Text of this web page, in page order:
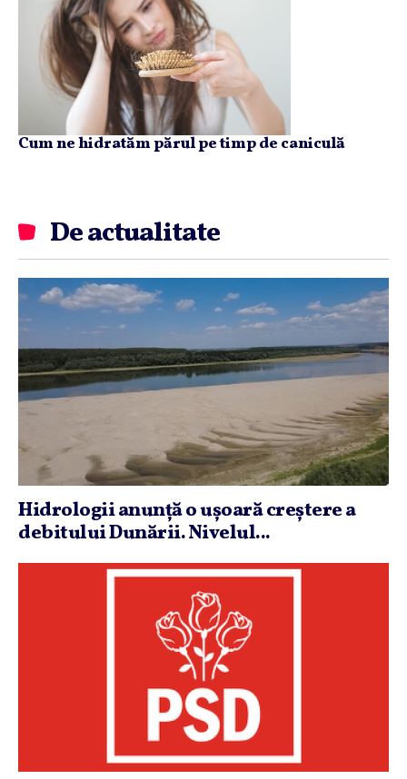
Cum ne hidratăm părul pe timp de caniculă
De actualitate
Hidrologii anunţă o uşoară creştere a
debitului Dunării. Nivelul...